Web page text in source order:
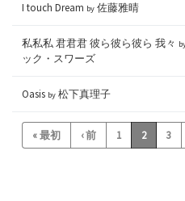
I touch Dream by 佐藤雅晴
私私私 君君君 彼ら彼ら彼ら 我々
ック・スワーズ
Oasis by 松下真理子
« 最初 ‹ 前 1 2 3